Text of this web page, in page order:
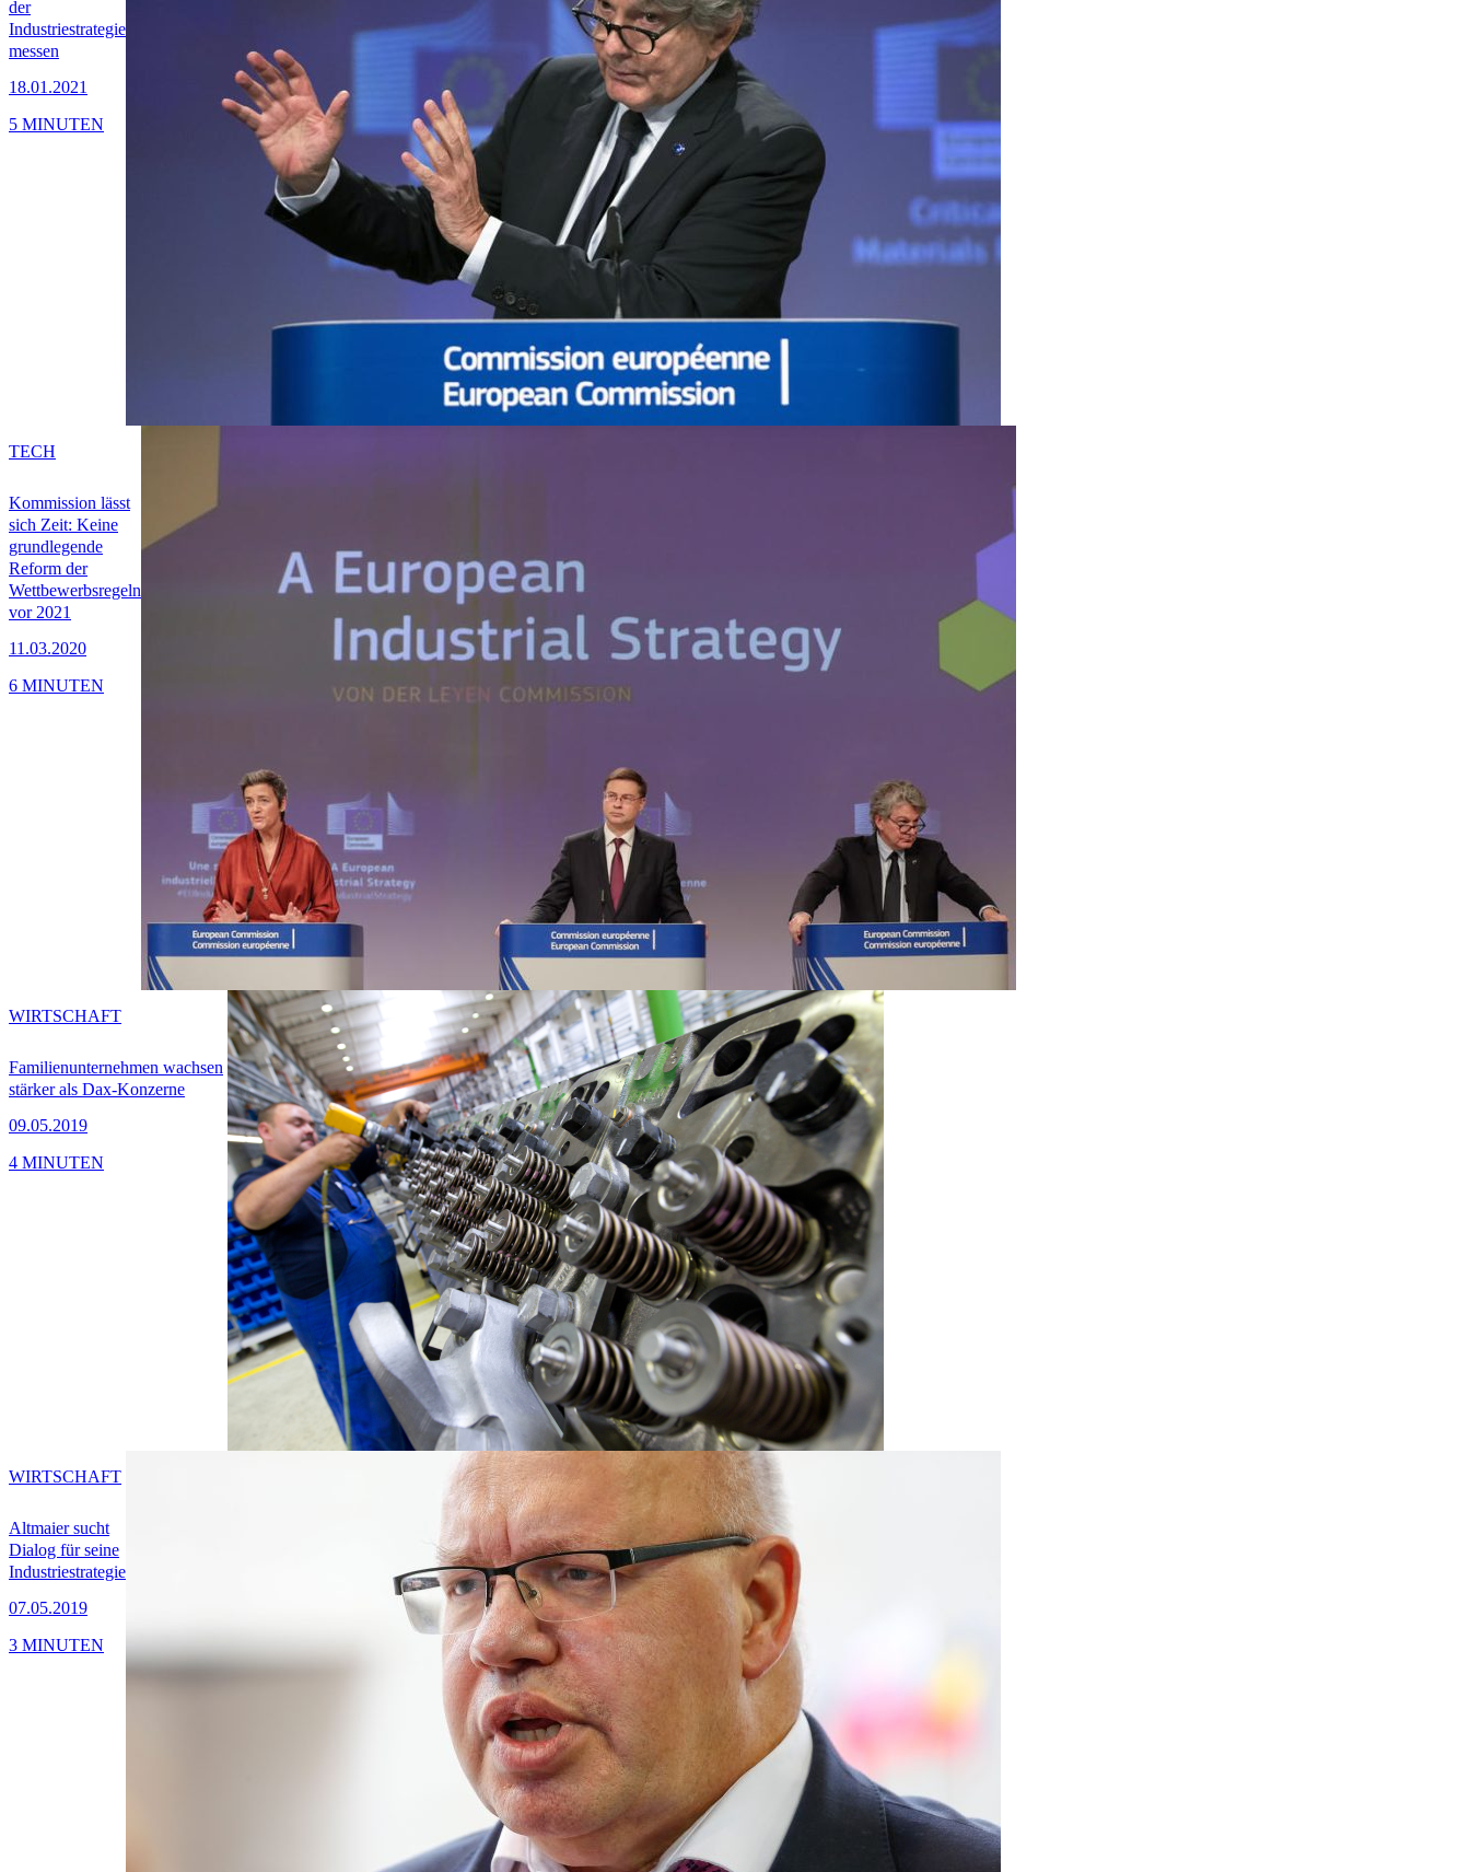
der
Industriestrategie
messen
18.01.2021
5 MINUTEN
Kommission lässt
sich Zeit: Keine
grundlegende
Reform der
Wettbewerbsregeln
vor 2021
11.03.2020
TECH
6 MINUTEN
Familienunternehmen wachsen
stärker als Dax-Konzerne
09.05.2019
WIRTSCHAFT
4 MINUTEN
Altmaier sucht
Dialog für seine
Industriestrategie
07.05.2019
WIRTSCHAFT
3 MINUTEN